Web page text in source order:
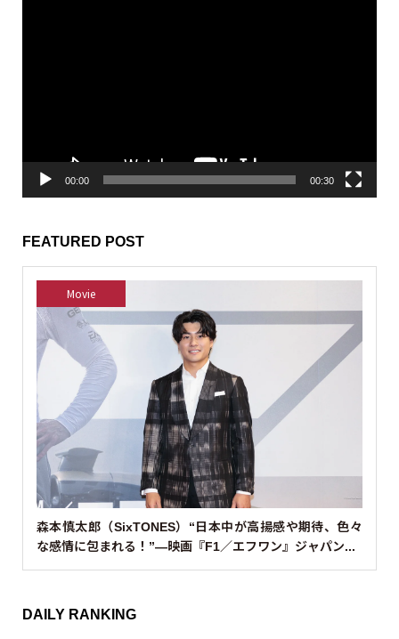
00:00 00:30
FEATURED POST
Movie
森本慎太郎（SixTONES）“日本中が高揚感や期待、色々
な感情に包まれる！”—映画『F1／エフワン』ジャパン...
DAILY RANKING